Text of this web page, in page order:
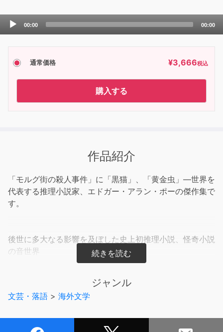
Audio
00:00 00:00
通常価格 ¥3,666税込
購入する
作品紹介
「モルグ街の殺人事件」に「黒猫」、「黄金虫」―世界を
代表する推理小説家、エドガー・アラン・ポーの傑作集で
す。
後世に多大なる影響を及ぼした史上初推理小説、怪奇小説
の音世界
情感たっぷりに読み上げられた名作をお楽しみください。
ジャンル
文芸・落語 > 海外文学